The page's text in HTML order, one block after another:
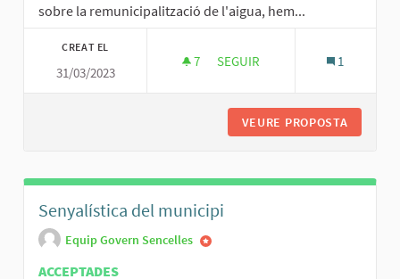
sobre la remunicipalització de l'aigua, hem...
CREAT EL
31/03/2023
7 7 SEGUIDORES
SEGUIR 1
VEURE PROPOSTA
Senyalística del municipi
Equip Govern Sencelles
ACCEPTADES